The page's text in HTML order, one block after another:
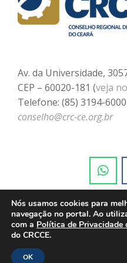
Av. da Universidade,
CEP – 60020-181 (veja
Telefone: (85) 3194-6000
conselho@crc-ce.org.br
Nós usamos cookies para
navegação no portal. Ao
com a Política de Privacidade
do CRCCE.
OK